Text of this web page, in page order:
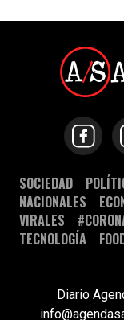
SOCIEDAD
NACIONALES
VIRALES
TECNOLOGÍA
Diario